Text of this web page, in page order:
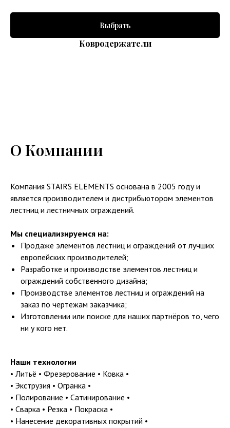
Выбрать
Ковродержатели
О Компании
Компания STAIRS ELEMENTS основана в 2005 году и
является производителем и дистрибьютором элементов
лестниц и лестничных ограждений.
Мы специализируемся на:
Продаже элементов лестниц и ограждений от лучших
европейских производителей;
Разработке и производстве элементов лестниц и
ограждений собственного дизайна;
Производстве элементов лестниц и ограждений на
заказ по чертежам заказчика;
Изготовлении или поиске для наших партнёров то, чего
ни у кого нет.
Наши технологии
• Литьё • Фрезерование • Ковка •
• Экструзия • Огранка •
• Полирование • Сатинирование •
• Сварка • Резка • Покраска •
• Нанесение декоративных покрытий •